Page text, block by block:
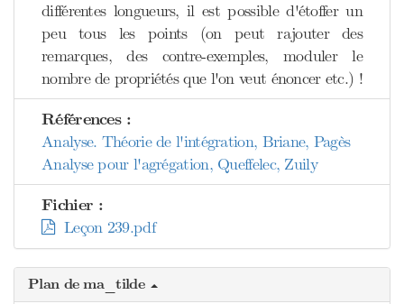
différentes longueurs, il est possible d'étoffer un
peu tous les points (on peut rajouter des
remarques, des contre-exemples, moduler le
nombre de propriétés que l'on veut énoncer etc.) !
Références :
Analyse. Théorie de l'intégration, Briane, Pagès
Analyse pour l'agrégation, Queffelec, Zuily
Fichier :
Leçon 239.pdf
Plan de ma_tilde